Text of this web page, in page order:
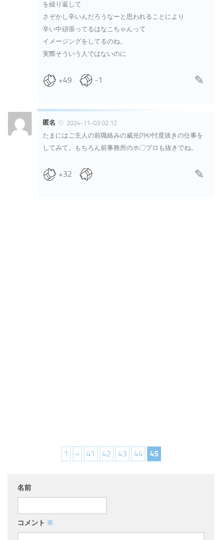
を繰り返して
さぞかし辛いんだろうなーと思われることにより
辛い中頑張ってるはなこちゃんって
イメージングをしてるのね。
実際そういう人ではないのに
+49 -1
匿名
2024-11-03 02:12
たまにはご主人の前職絡みの威光(?)や忖度抜きの仕事を
してみて。もちろん前事務所のホ〇プロも抜きでね。
+32
1 « 41 42 43 44 45
名前
コメント ※